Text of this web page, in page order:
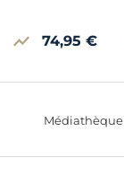
74,95 €
Médiathèque